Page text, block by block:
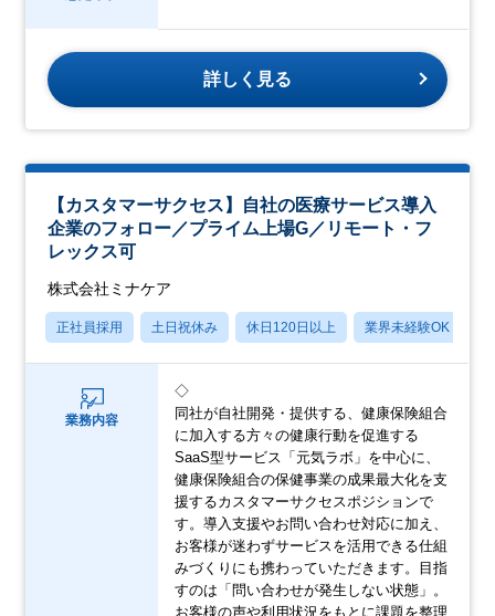
詳しく見る
【カスタマーサクセス】自社の医療サービス導入
企業のフォロー／プライム上場G／リモート・フ
レックス可
株式会社ミナケア
正社員採用 土日祝休み 休日120日以上 業界未経験OK
業務内容
◇
同社が自社開発・提供する、健康保険組合
に加入する方々の健康行動を促進する
SaaS型サービス「元気ラボ」を中心に、
健康保険組合の保健事業の成果最大化を支
援するカスタマーサクセスポジションで
す。導入支援やお問い合わせ対応に加え、
お客様が迷わずサービスを活用できる仕組
みづくりにも携わっていただきます。目指
すのは「問い合わせが発生しない状態」。
お客様の声や利用状況をもとに課題を整理